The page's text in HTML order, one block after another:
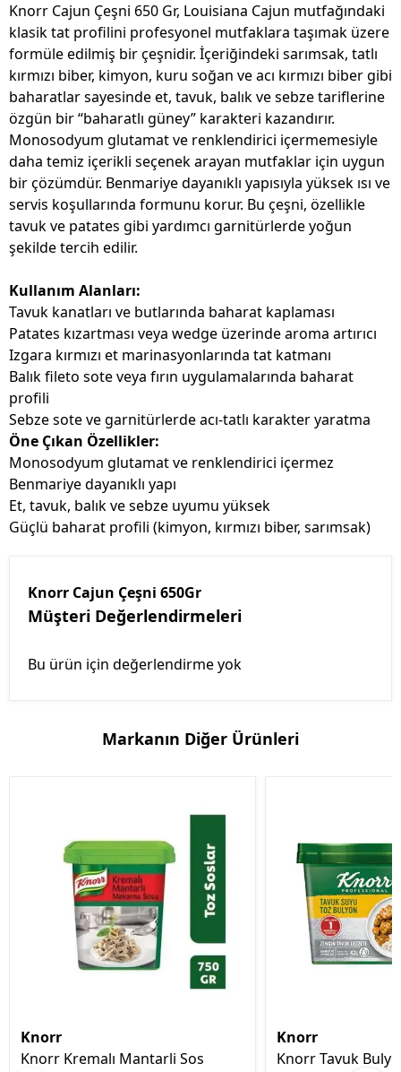
Knorr Cajun Çeşni 650 Gr, Louisiana Cajun mutfağındaki
klasik tat profilini profesyonel mutfaklara taşımak üzere
formüle edilmiş bir çeşnidir. İçeriğindeki sarımsak, tatlı
kırmızı biber, kimyon, kuru soğan ve acı kırmızı biber gibi
baharatlar sayesinde et, tavuk, balık ve sebze tariflerine
özgün bir “baharatlı güney” karakteri kazandırır.
Monosodyum glutamat ve renklendirici içermemesiyle
daha temiz içerikli seçenek arayan mutfaklar için uygun
bir çözümdür. Benmariye dayanıklı yapısıyla yüksek ısı ve
servis koşullarında formunu korur. Bu çeşni, özellikle
tavuk ve patates gibi yardımcı garnitürlerde yoğun
şekilde tercih edilir.
Kullanım Alanları:
Tavuk kanatları ve butlarında baharat kaplaması
Patates kızartması veya wedge üzerinde aroma artırıcı
Izgara kırmızı et marinasyonlarında tat katmanı
Balık fileto sote veya fırın uygulamalarında baharat
profili
Sebze sote ve garnitürlerde acı-tatlı karakter yaratma
Öne Çıkan Özellikler:
Monosodyum glutamat ve renklendirici içermez
Benmariye dayanıklı yapı
Et, tavuk, balık ve sebze uyumu yüksek
Güçlü baharat profili (kimyon, kırmızı biber, sarımsak)
Knorr Cajun Çeşni 650Gr
Müşteri Değerlendirmeleri
Bu ürün için değerlendirme yok
Markanın Diğer Ürünleri
Knorr
Knorr Kremalı Mantarli Sos
Knorr
Knorr Tavuk